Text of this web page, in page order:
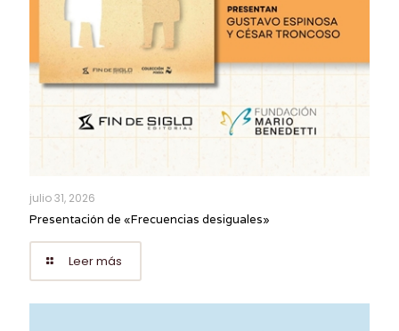
julio 31, 2026
Presentación de «Frecuencias desiguales»
Leer más